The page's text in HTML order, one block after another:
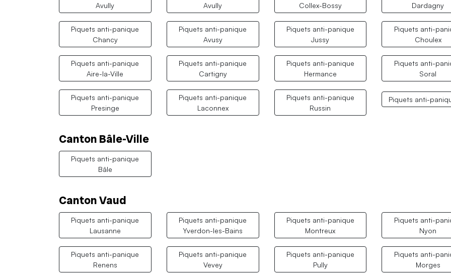
Avully
Avully
Collex-Bossy
Dardagny
Piquets anti-panique
Chancy
Piquets anti-panique
Avusy
Piquets anti-panique
Jussy
Piquets anti-
Choulex
Piquets anti-panique
Aire-la-Ville
Piquets anti-panique
Cartigny
Piquets anti-panique
Hermance
Piquets anti-
Soral
Piquets anti-panique
Presinge
Piquets anti-panique
Laconnex
Piquets anti-panique
Russin
Piquets anti-
Canton Bâle-Ville
Piquets anti-panique
Bâle
Canton Vaud
Piquets anti-panique
Lausanne
Piquets anti-panique
Yverdon-les-Bains
Piquets anti-panique
Montreux
Piquets anti-
Nyon
Piquets anti-panique
Renens
Piquets anti-panique
Vevey
Piquets anti-panique
Pully
Piquets anti-
Morges